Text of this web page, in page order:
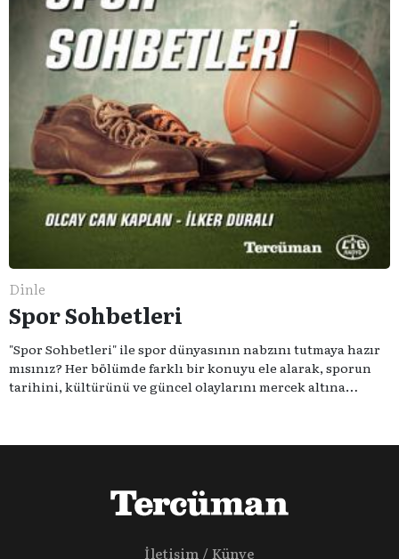
Dinle
Spor Sohbetleri
"Spor Sohbetleri" ile spor dünyasının nabzını tutmaya hazır
mısınız? Her bölümde farklı bir konuyu ele alarak, sporun
tarihini, kültürünü ve güncel olaylarını mercek altına
olmadığına inananlardansanız "Spor Sohbetleri" tam size
İletişim / Künye